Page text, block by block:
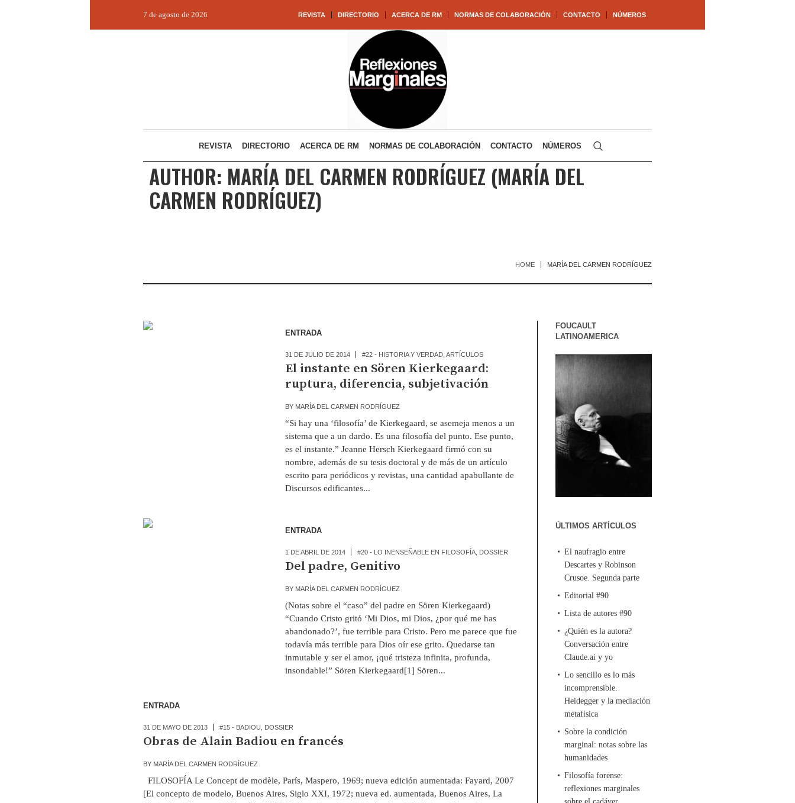
REVISTA DIRECTORIO ACERCA DE RM NORMAS DE COLABORACIÓN CONTACTO NÚMEROS
7 de agosto de 2026
REVISTA DIRECTORIO ACERCA DE RM NORMAS DE COLABORACIÓN CONTACTO NÚMEROS
AUTHOR: MARÍA DEL CARMEN RODRÍGUEZ (MARÍA DEL
CARMEN RODRÍGUEZ)
HOME MARÍA DEL CARMEN RODRÍGUEZ
ENTRADA
31 DE JULIO DE 2014 #22 - HISTORIA Y VERDAD, ARTÍCULOS
El instante en Sören Kierkegaard:
ruptura, diferencia, subjetivación
BY MARÍA DEL CARMEN RODRÍGUEZ
“Si hay una ‘filosofía’ de Kierkegaard, se asemeja menos a un
sistema que a un dardo. Es una filosofía del punto. Ese punto,
es el instante.” Jeanne Hersch Kierkegaard firmó con su
nombre, además de su tesis doctoral y de más de un artículo
escrito para periódicos y revistas, una cantidad apabullante de
Discursos edificantes...
ENTRADA
1 DE ABRIL DE 2014 #20 - LO INENSEÑABLE EN FILOSOFÍA, DOSSIER
Del padre, Genitivo
BY MARÍA DEL CARMEN RODRÍGUEZ
(Notas sobre el “caso” del padre en Sören Kierkegaard)
“Cuando Cristo gritó ‘Mi Dios, mi Dios, ¿por qué me has
abandonado?’, fue terrible para Cristo. Pero me parece que fue
todavía más terrible para Dios oír ese grito. Quedarse tan
inmutable y ser el amor, ¡qué tristeza infinita, profunda,
insondable!” Sören Kierkegaard[1] Sören...
ENTRADA
31 DE MAYO DE 2013 #15 - BADIOU DOSSIER
Obras de Alain Badiou en francés
BY MARÍA DEL CARMEN RODRÍGUEZ
FILOSOFÍA Le Concept de modèle, París, Maspero, 1969; nueva edición aumentada: Fayard, 2007
[El concepto de modelo, Buenos Aires, Siglo XXI, 1972; nueva ed. aumentada, Buenos Aires, La
FOUCAULT
LATINOAMERICA
ÚLTIMOS ARTÍCULOS
El naufragio entre
Descartes y Robinson
Crusoe. Segunda parte
Editorial #90
Lista de autores #90
¿Quién es la autora?
Conversación entre
Claude.ai y yo
Lo sencillo es lo más
incomprensible.
Heidegger y la mediación
metafísica
Sobre la condición
marginal: notas sobre las
humanidades
Filosofía forense:
reflexiones marginales